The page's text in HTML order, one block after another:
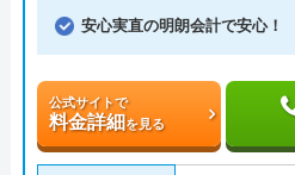
安心実直の明朗会計で安心！
公式サイトで
料金詳細を見る